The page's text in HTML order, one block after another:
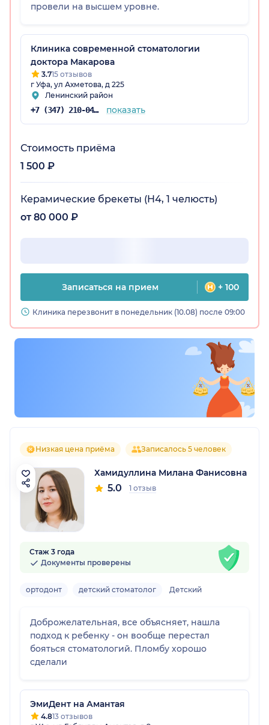
провели на высшем уровне.
Клиника современной стоматологии
доктора Макарова
3.715 отзывов
г Уфа, ул Ахметова, д 225
Ленинский район
+7 (347) 210-04-38 показать
Стоимость приёма
1 500 ₽
Керамические брекеты (H4, 1 челюсть)
от 80 000 ₽
Записаться на прием + 100
Клиника перезвонит в понедельник (10.08) после 09:00
Низкая цена приёма Записалось 5 человек
Хамидуллина Милана Фанисовна
5.0 1 отзыв
Стаж 3 года
Документы проверены
ортодонт детский стоматолог Детский
Доброжелательная, все объясняет, нашла
подход к ребенку - он вообще перестал
бояться стоматологий. Пломбу хорошо
сделали
ЭмиДент на Амантая
4.813 отзывов